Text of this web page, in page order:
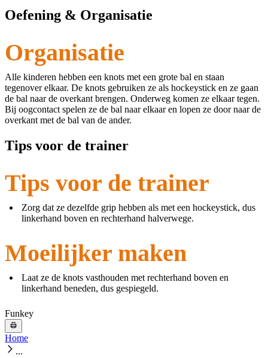
Oefening & Organisatie
Organisatie
Alle kinderen hebben een knots met een grote bal en staan
tegenover elkaar. De knots gebruiken ze als hockeystick en ze gaan
de bal naar de overkant brengen. Onderweg komen ze elkaar tegen.
Bij oogcontact spelen ze de bal naar elkaar en lopen ze door naar de
overkant met de bal van de ander.
Tips voor de trainer
Tips voor de trainer
Zorg dat ze dezelfde grip hebben als met een hockeystick, dus
linkerhand boven en rechterhand halverwege.
Moeilijker maken
Laat ze de knots vasthouden met rechterhand boven en
linkerhand beneden, dus gespiegeld.
Funkey
Home
...